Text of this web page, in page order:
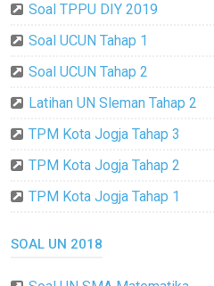
Soal TPPU DIY 2019
Soal UCUN Tahap 1
Soal UCUN Tahap 2
Latihan UN Sleman Tahap 2
TPM Kota Jogja Tahap 3
TPM Kota Jogja Tahap 2
TPM Kota Jogja Tahap 1
SOAL UN 2018